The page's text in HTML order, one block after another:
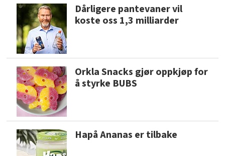
Dårligere pantevaner vil
koste oss 1,3 milliarder
Orkla Snacks gjør oppkjøp for
å styrke BUBS
Hapå Ananas er tilbake